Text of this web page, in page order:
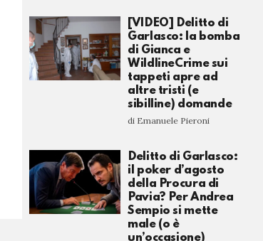
[VIDEO] Delitto di
Garlasco: la bomba
di Gianca e
WildlineCrime sui
tappeti apre ad
altre tristi (e
sibilline) domande
di Emanuele Pieroni
Delitto di Garlasco:
il poker d’agosto
della Procura di
Pavia? Per Andrea
Sempio si mette
male (o è
un’occasione)